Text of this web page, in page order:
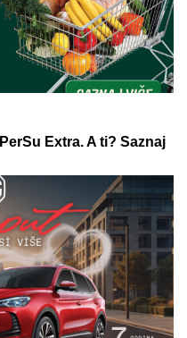
objavio kraj